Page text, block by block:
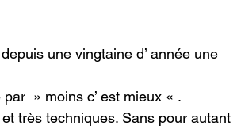
une vingtaine d’ année une
» moins c’ est mieux « .
très techniques. Sans pour autant